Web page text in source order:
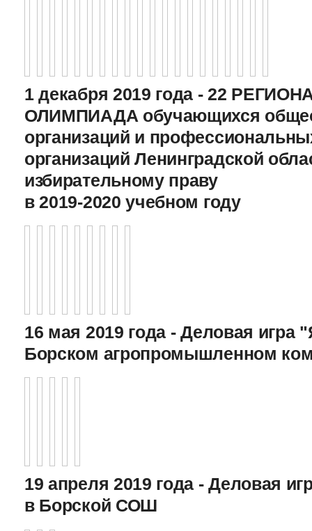
1 декабря 2019 года - 22
ОЛИМПИАДА обучающихся
организаций и
организаций Ленинградской
избирательному праву
в 2019-2020 учебном году
16 мая 2019 года - Деловая игра
Борском агропромышленном
19 апреля 2019 года - Деловая
в Борской СОШ